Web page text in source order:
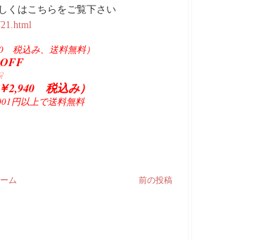
くはこちらをご覧下さい
税込み、送料無料）
￥2,940 税込み）
円以上で送料無料
前の投稿
ム